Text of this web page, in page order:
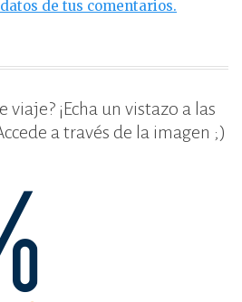
de tus comentarios.
viaje? ¡Echa un vistazo a las
a través de la imagen ;)